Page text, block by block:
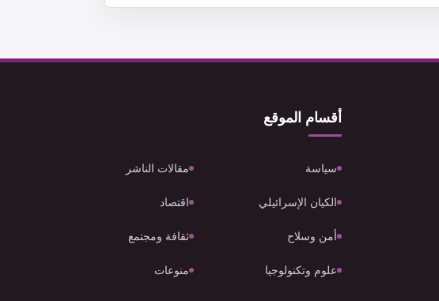
أقسام الموقع
سياسة مقالات الناشر
الكيان الإسرائيلي اقتصاد
أمن وسلاح ثقافة ومجتمع
علوم وتكنولوجيا منوعات